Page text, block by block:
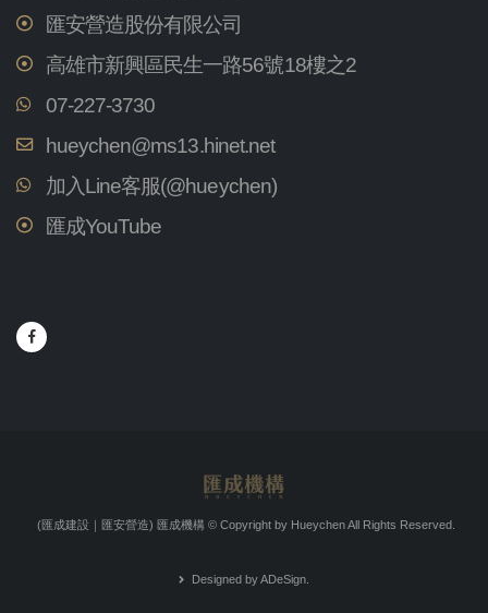
匯安營造股份有限公司
高雄市新興區民生一路56號18樓之2
07-227-3730
hueychen@ms13.hinet.net
加入Line客服(@hueychen)
匯成YouTube
(匯成建設｜匯安營造) 匯成機構 © Copyright by Hueychen All Rights Reserved.
Designed by ADeSign.